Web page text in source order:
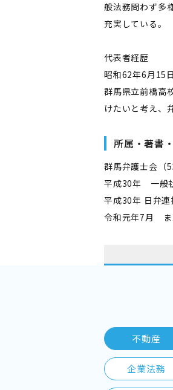
般法務問わず多
充実している。
代表者経歴
昭和62年6月15
群馬県立前橋高
けたいと考え、
所属・著書
群馬弁護士会（
平成30年 一般
平成30年 日弁
令和元年7月 ま
不動産
企業法務